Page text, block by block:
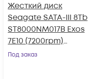
Жесткий диск
Seagate SATA-III 8Tb
ST8000NM017B Exos
7E10 (7200rpm)
256Mb 3.5"
Под заказ